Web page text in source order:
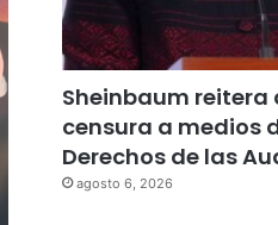
Sheinbaum reitera
censura a medios
Derechos de las
agosto 6, 2026